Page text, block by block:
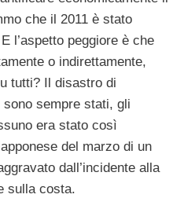
che il 2011 è stato
l’aspetto peggiore è che
o indirettamente,
tutti? Il disastro di
sono sempre stati, gli
era stato così
del marzo di un
dall’incidente alla
sulla costa.